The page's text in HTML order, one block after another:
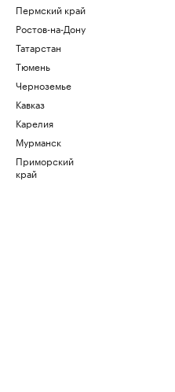
Пермский край
Ростов-на-Дону
Татарстан
Тюмень
Черноземье
Кавказ
Карелия
Мурманск
Приморский
край